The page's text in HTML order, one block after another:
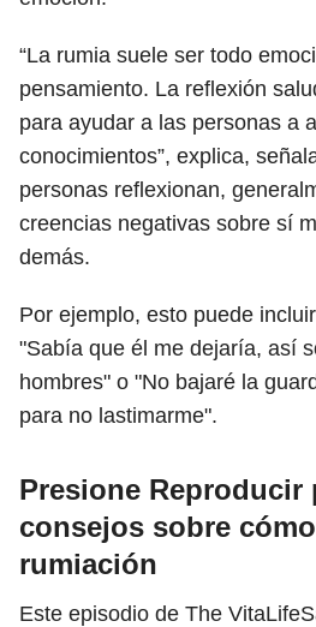
“La rumia suele ser todo
pensamiento. La reflexión
para ayudar a las personas a
conocimientos”, explica,
personas reflexionan,
creencias negativas sobre sí
demás.
Por ejemplo, esto puede
"Sabía que él me dejaría, así
hombres" o "No bajaré la
para no lastimarme".
Presione Reproducir
consejos sobre
rumiación
Este episodio de The